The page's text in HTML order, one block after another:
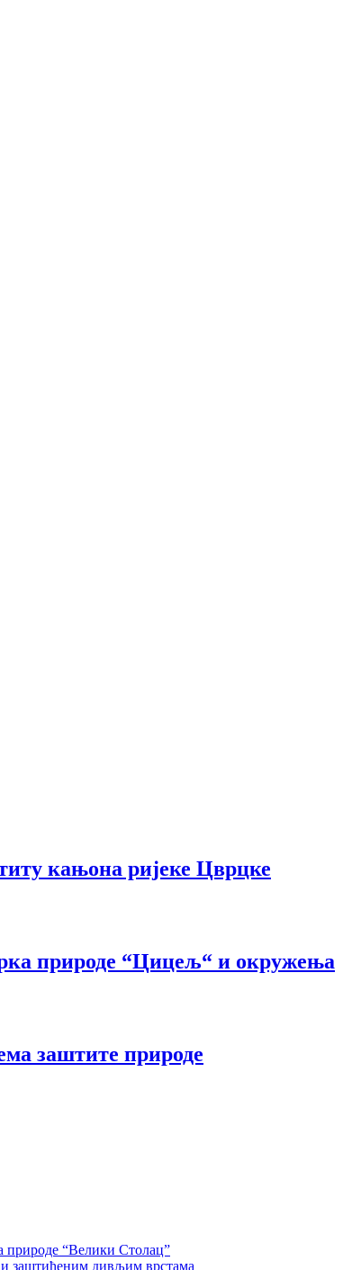
кањона ријеке Цврцке
природе “Цицељ“ и окружења
заштите природе
природе “Велики Столац”
заштићеним дивљим врстама